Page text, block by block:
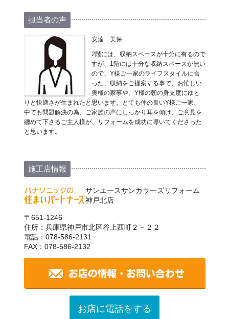
担当者の声
安達 美保
2階には、収納スペースが十分に有るので
すが、1階には十分な収納スペースが無い
ので、Y様ご一家のライフスタイルに合
った、収納をご提案する事で、お忙しい
奥様の家事や、Y様の朝の身支度にゆと
りと快適さが生まれたと思います。とても仲の良いY様ご一家、
中でも問題解決の為、ご家族の声にしっかり耳を傾け、ご意見を
纏めて下さるご主人様が、リフォームを成功に導いてくださった
と思います。
施工店情報
サンエースサンカラーズリフォーム
神戸北店
〒651-1246
住所：兵庫県神戸市北区谷上西町２－２２
電話：078-586-2131
FAX：078-586-2132
お店に電話をする